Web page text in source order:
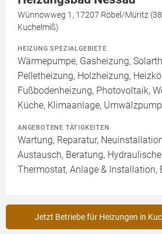
Wünnowweg 1, 17207 Röbel/Müritz
Kuchelmiß)
HEIZUNG SPEZIALGEBIETE
Wärmepumpe, Gasheizung,
Pelletheizung, Holzheizung,
Fußbodenheizung, Photovoltaik,
Küche, Klimaanlage,
ANGEBOTENE TÄTIGKEITEN
Wartung, Reparatur,
Austausch, Beratung,
Thermostat, Anlage & Installation,
Jetzt Betriebe für Heizungen in